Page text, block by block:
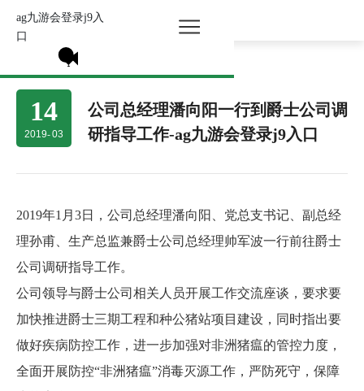
ag九游会登录j9入
口
所有分类 >
14
2019-03
公司总经理潘向阳一行到爵士公司调
研指导工作-ag九游会登录j9入口
2019年1月3日，公司总经理潘向阳、党总支书记、副总经
理孙甫、生产总监兼爵士公司总经理帅军波一行前往爵士
公司调研指导工作。
公司领导与爵士公司相关人员开展工作交流座谈，要求要
加快推进爵士三期工程和种公猪站项目建设，同时指出要
做好疾病防控工作，进一步加强对非洲猪瘟的管控力度，
全面开展防控“非洲猪瘟”消毒灭源工作，严防死守，保障